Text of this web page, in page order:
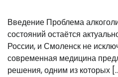
Введение Проблема
состояний остаётся
России, и Смоленск не
современная медицина
решения, одним из которых